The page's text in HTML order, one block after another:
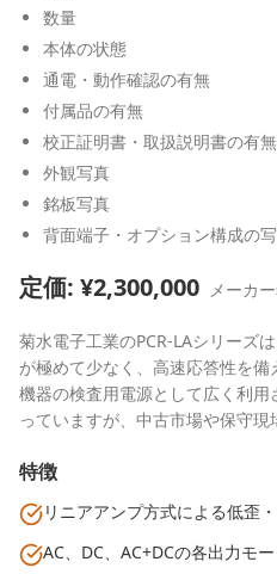
数量
本体の状態
通電・動作確認の有無
付属品の有無
校正証明書・取扱説明書の有無
外観写真
銘板写真
背面端子・オプション構成の
定価: ¥2,300,000 メーカ
菊水電子工業のPCR-LAシリーズ
が極めて少なく、高速応答性を
機器の検査用電源として広く利
っていますが、中古市場や保守
特徴
リニアアンプ方式による低歪
AC、DC、AC+DCの各出力モ